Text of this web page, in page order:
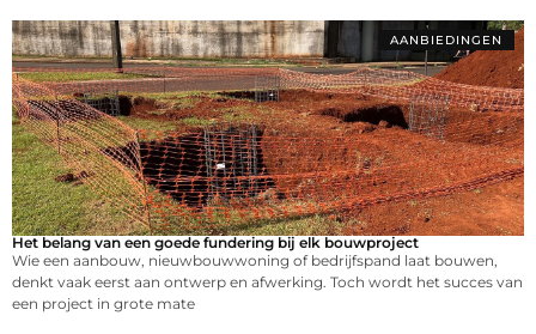
AANBIEDINGEN
Het belang van een goede fundering bij elk bouwproject
Wie een aanbouw, nieuwbouwwoning of bedrijfspand laat bouwen,
denkt vaak eerst aan ontwerp en afwerking. Toch wordt het succes van
een project in grote mate